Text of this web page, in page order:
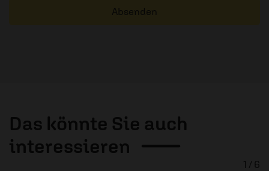
Absenden
Das könnte Sie auch
interessieren
1 / 6